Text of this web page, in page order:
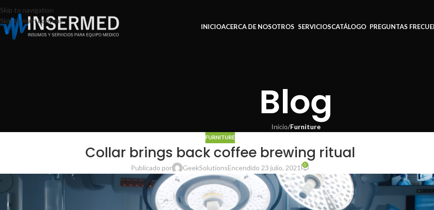
Skip to navigation
Skip to main content
INICIOACERCA DE NOSOTROS SERVICIOSCATÁLOGO PREGUNTAS
Blog
Inicio/Furniture
FURNITURE
Collar brings back coffee brewing ritual
Publicado por GeekSolutionsEncendido 23 julio, 2021 0